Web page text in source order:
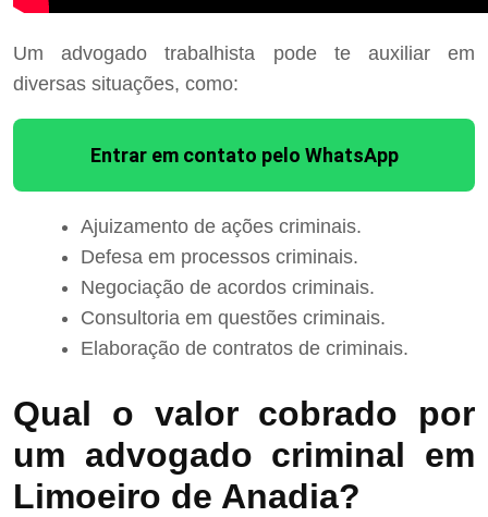
Um advogado trabalhista pode te auxiliar em
diversas situações, como:
Entrar em contato pelo WhatsApp
Ajuizamento de ações criminais.
Defesa em processos criminais.
Negociação de acordos criminais.
Consultoria em questões criminais.
Elaboração de contratos de criminais.
Qual o valor cobrado por
um advogado criminal em
Limoeiro de Anadia?